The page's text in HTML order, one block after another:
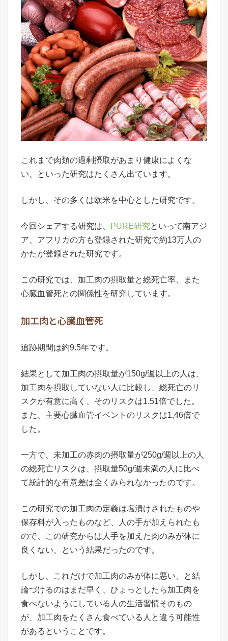
これまで肉類の過剰摂取があまり健康によくな
い、といった研究はたくさん出ています。
しかし、その多くは欧米を中心とした研究です。
今回シェアする研究は、 PURE研究といって南アジ
ア、アフリカの方も登録された研究で約13万人の
かたが登録された研究です。
この研究では、加工肉の摂取量と総死亡率、また
心臓血管死との関係性を研究しています。
加工肉と心臓血管死
追跡期間は約9.5年です。
結果として加工肉の摂取量が150g/週以上の人は、
加工肉を摂取していない人に比較し、総死亡のリ
スクが有意に高く、そのリスクは1.51倍でした。
また、主要心臓血管イベントのリスクは1,46倍で
した。
一方で、未加工の赤肉の摂取量が250g/週以上の人
の総死亡リスクは、摂取量50g/週未満の人に比べ
て統計的な有意差は全くみられなかったのです。
この研究での加工肉の定義は塩漬けされたものや
保存料が入ったものなど、人の手が加えられたも
ので、この研究からは人手を加えた肉のみが体に
良くない、という結果だったのです。
しかし、これだけで加工肉のみが体に悪い、と結
論づけるのはまだ早く、ひょっとしたら加工肉を
食べないようにしている人の生活習慣そのもの
が、加工肉をたくさん食べている人と違う可能性
があるということです。